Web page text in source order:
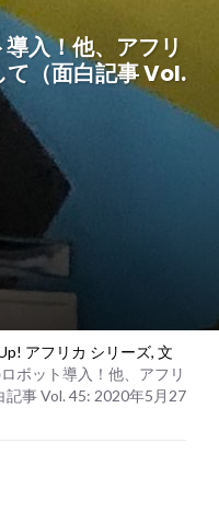
入！他、アフリ
て（面白記事 Vol.
アフリカ シリーズ, 文
ボット導入！他、アフリ
事 Vol. 45: 2020年5月27